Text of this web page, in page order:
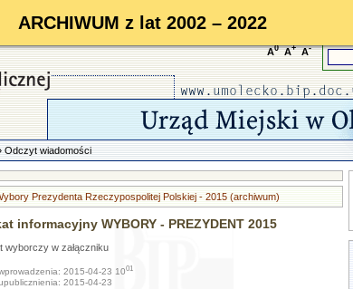
ARCHIWUM z lat 2002 – 2022
A0 A+ A-
Odczyt wiadomości
Prezydenta Rzeczypospolitej Polskiej - 2015 (archiwum)
informacyjny WYBORY - PREZYDENT 2015
wyborczy w załączniku
2015-04-23 1001
2015-04-23